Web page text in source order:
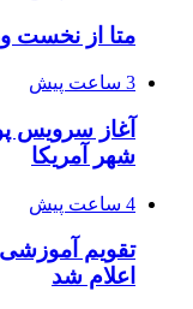
متا از نخست
3 ساعت پیش
آغاز سرویس
شهر آمریکا
4 ساعت پیش
تقویم
اعلام شد